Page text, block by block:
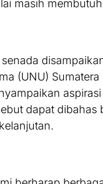
masih
senada
(UNU)
dapat dibahas